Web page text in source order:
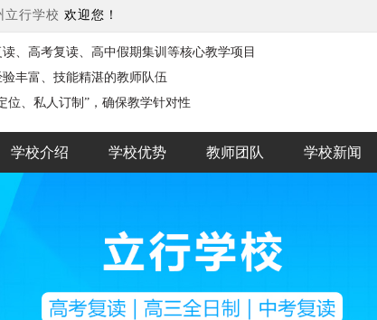
立行学校‌ 欢迎您！
、高考复读、高中假期集训等核心教学项目
丰富、技能精湛的教师队伍
位、私人订制”，确保教学针对性
学校介绍 学校优势 教师团队 学校新闻